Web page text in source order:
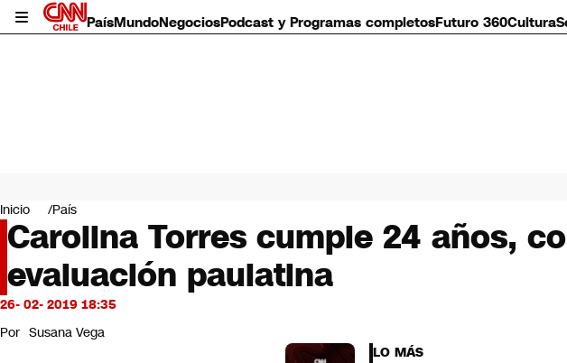
PaísMundoNegociosPodcast y Programas completosFuturo 360Cultura
Mundo
Negocios
Deportes
Programas completos
Cultura
Servicios
Bits
CNN Data
Inicio País
Carolina Torres cumple 24 años,
evaluación paulatina
26- 02- 2019 18:35
Por Susana Vega
LO MÁS